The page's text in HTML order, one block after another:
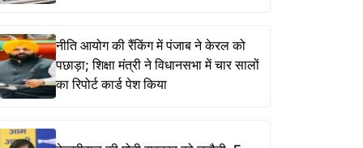
नीति आयोग की रैंकिंग में पंजाब ने केरल को
पछाड़ा; शिक्षा मंत्री ने विधानसभा में चार सालों
का रिपोर्ट कार्ड पेश किया